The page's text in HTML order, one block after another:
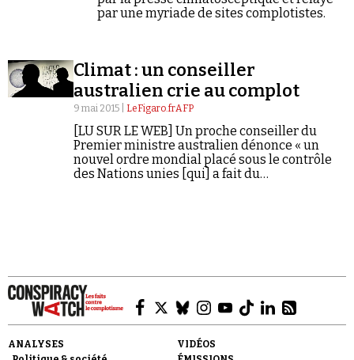
Se connecter
par une myriade de sites complotistes.
Climat : un conseiller
australien crie au complot
9 mai 2015 | LeFigaro.frAFP
[LU SUR LE WEB] Un proche conseiller du
Premier ministre australien dénonce « un
nouvel ordre mondial placé sous le contrôle
des Nations unies [qui] a fait du
ANALYSES
VIDÉOS